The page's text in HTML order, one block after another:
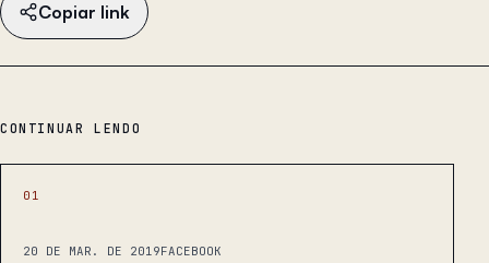
Copiar link
CONTINUAR LENDO
01
20 DE MAR. DE 2019FACEBOOK